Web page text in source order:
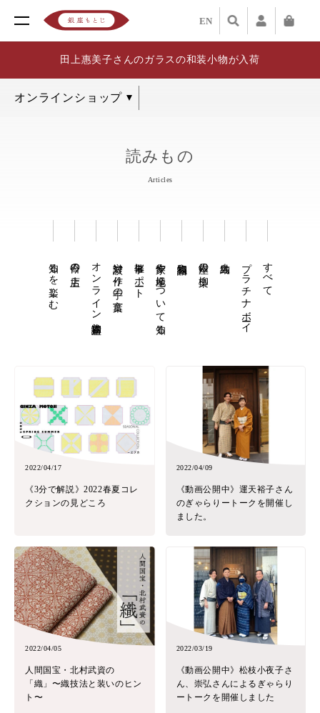
EN
田上惠美子さんのガラスの和装小物が入荷
読みもの
Articles
すべて
プラチナボーイ
銀座の柳染
作家や産地について知る
催事レポート
対談や作り手の言葉
オンライン着物講座
今日の店主
知るを楽しむ
2022/04/17
《3分で解説》2022春夏コレ
クションの見どころ
2022/04/09
《動画公開中》運天裕子さん
のぎゃらりートークを開催し
ました。
2022/04/05
人間国宝・北村武資の
「織」〜織技法と装いのヒン
ト〜
2022/03/19
《動画公開中》松枝小夜子さ
ん、崇弘さんによるぎゃらり
ートークを開催しました